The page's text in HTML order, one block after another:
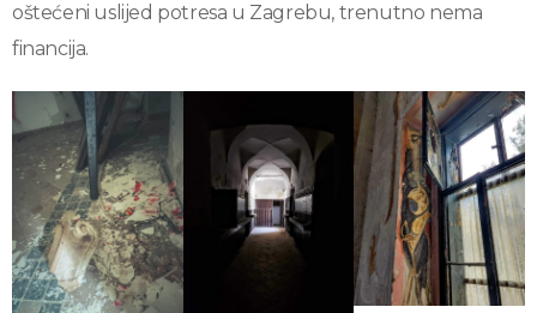
oštećeni uslijed potresa u Zagrebu, trenutno nema
financija.